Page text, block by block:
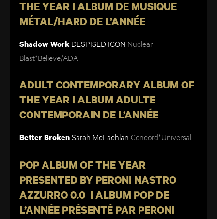
THE YEAR I ALBUM DE MUSIQUE
MÉTAL/HARD DE L’ANNÉE
Shadow Work DESPISED ICON Nuclear
Blast*Believe/ADA
ADULT CONTEMPORARY ALBUM OF
THE YEAR I ALBUM ADULTE
CONTEMPORAIN DE L’ANNÉE
Better BrokenSarah McLachlan Concord*Universal
POP ALBUM OF THE YEAR
PRESENTED BY PERONI NASTRO
AZZURRO 0.0 I ALBUM POP DE
L’ANNÉE PRÉSENTÉ PAR PERONI